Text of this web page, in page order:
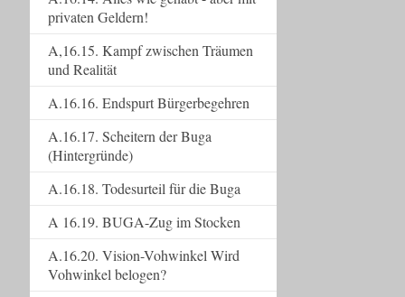
privaten Geldern!
A,16.15. Kampf zwischen Träumen
und Realität
A.16.16. Endspurt Bürgerbegehren
A.16.17. Scheitern der Buga
(Hintergründe)
A.16.18. Todesurteil für die Buga
A 16.19. BUGA-Zug im Stocken
A.16.20. Vision-Vohwinkel Wird
Vohwinkel belogen?